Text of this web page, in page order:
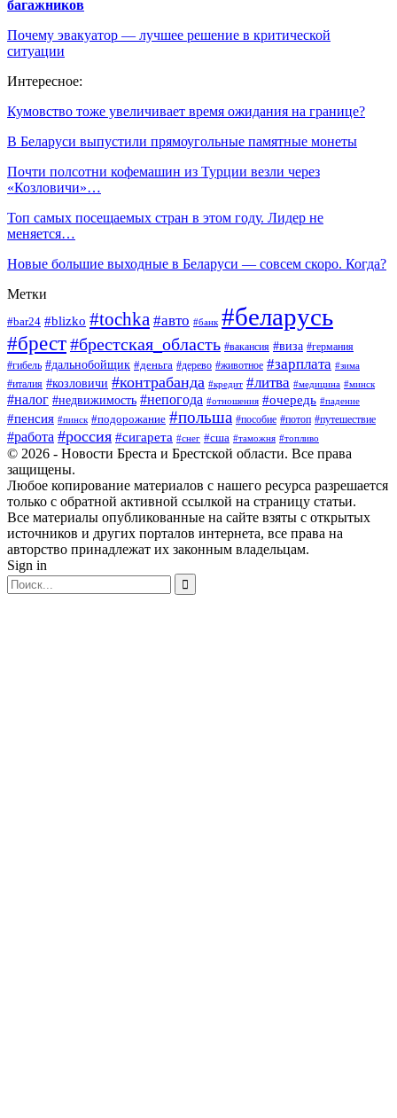
багажников
Почему эвакуатор — лучшее решение в критической
ситуации
Интересное:
Кумовство тоже увеличивает время ожидания на границе?
В Беларуси выпустили прямоугольные памятные монеты
Почти полсотни кофемашин из Турции везли через
«Козловичи»…
Топ самых посещаемых стран в этом году. Лидер не
меняется…
Новые большие выходные в Беларуси — совсем скоро. Когда?
Метки
#bar24 #blizko #tochka #авто #банк #беларусь
#брест#брестская_область #вакансия #виза #германия
#гибель #дальнобойщик #деньга #дерево #животное #зарплата #зима
#италия #козловичи #контрабанда #кредит #литва #медицина #минск
#налог #недвижимость #непогода #отношения #очередь #падение
#пенсия #пинск #подорожание #польша #пособие #потоп #путешествие
#работа #россия #сигарета #снег #сша #таможня #топливо
© 2026 - Новости Бреста и Брестской области. Все права
защищены.
Любое копирование материалов с нашего ресурса разрешается
только с обратной активной ссылкой на страницу статьи.
Все материалы опубликованные на сайте взяты с открытых
источников и других порталов интернета, все права на
авторство принадлежат их законным владельцам.
Sign in